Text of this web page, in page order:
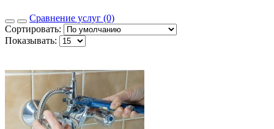
Сравнение услуг (0)
Сортировать:
Показывать: